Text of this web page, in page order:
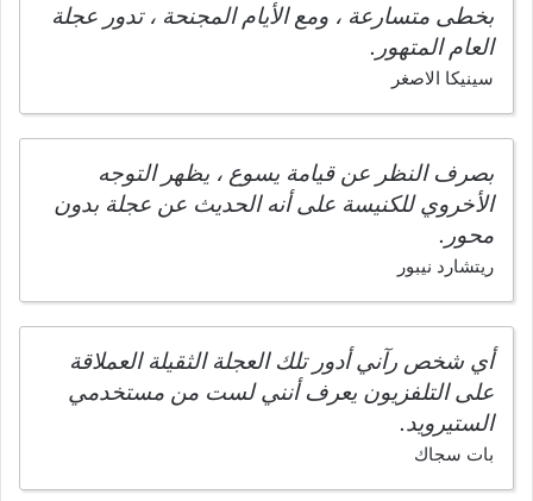
بخطى متسارعة ، ومع الأيام المجنحة ، تدور عجلة
العام المتهور.
سينيكا الاصغر
بصرف النظر عن قيامة يسوع ، يظهر التوجه
الأخروي للكنيسة على أنه الحديث عن عجلة بدون
محور.
ريتشارد نيبور
أي شخص رآني أدور تلك العجلة الثقيلة العملاقة
على التلفزيون يعرف أنني لست من مستخدمي
الستيرويد.
بات سجاك